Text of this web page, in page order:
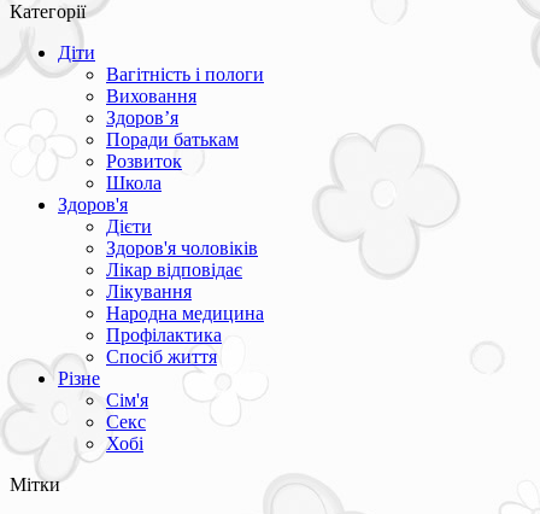
Категорії
Діти
Вагітність і пологи
Виховання
Здоров’я
Поради батькам
Розвиток
Школа
Здоров'я
Дієти
Здоров'я чоловіків
Лікар відповідає
Лікування
Народна медицина
Профілактика
Спосіб життя
Різне
Сім'я
Секс
Хобі
Мітки